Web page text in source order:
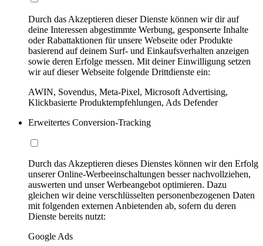
Durch das Akzeptieren dieser Dienste können wir dir auf
deine Interessen abgestimmte Werbung, gesponserte Inhalte
oder Rabattaktionen für unsere Webseite oder Produkte
basierend auf deinem Surf- und Einkaufsverhalten anzeigen
sowie deren Erfolge messen. Mit deiner Einwilligung setzen
wir auf dieser Webseite folgende Drittdienste ein:
AWIN, Sovendus, Meta-Pixel, Microsoft Advertising,
Klickbasierte Produktempfehlungen, Ads Defender
Erweitertes Conversion-Tracking
Durch das Akzeptieren dieses Dienstes können wir den Erfolg
unserer Online-Werbeeinschaltungen besser nachvollziehen,
auswerten und unser Werbeangebot optimieren. Dazu
gleichen wir deine verschlüsselten personenbezogenen Daten
mit folgenden externen Anbietenden ab, sofern du deren
Dienste bereits nutzt:
Google Ads